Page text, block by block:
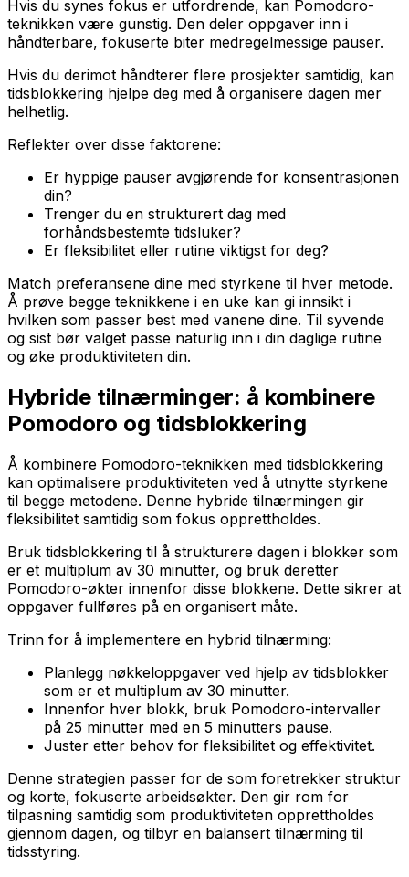
Hvis du synes fokus er utfordrende, kan Pomodoro-
teknikken være gunstig. Den deler oppgaver inn i
håndterbare, fokuserte biter medregelmessige pauser.
Hvis du derimot håndterer flere prosjekter samtidig, kan
tidsblokkering hjelpe deg med å organisere dagen mer
helhetlig.
Reflekter over disse faktorene:
Er hyppige pauser avgjørende for konsentrasjonen
din?
Trenger du en strukturert dag med
forhåndsbestemte tidsluker?
Er fleksibilitet eller rutine viktigst for deg?
Match preferansene dine med styrkene til hver metode.
Å prøve begge teknikkene i en uke kan gi innsikt i
hvilken som passer best med vanene dine. Til syvende
og sist bør valget passe naturlig inn i din daglige rutine
og øke produktiviteten din.
Hybride tilnærminger: å kombinere
Pomodoro og tidsblokkering
Å kombinere Pomodoro-teknikken med tidsblokkering
kan optimalisere produktiviteten ved å utnytte styrkene
til begge metodene. Denne hybride tilnærmingen gir
fleksibilitet samtidig som fokus opprettholdes.
Bruk tidsblokkering til å strukturere dagen i blokker som
er et multiplum av 30 minutter, og bruk deretter
Pomodoro-økter innenfor disse blokkene. Dette sikrer at
oppgaver fullføres på en organisert måte.
Trinn for å implementere en hybrid tilnærming:
Planlegg nøkkeloppgaver ved hjelp av tidsblokker
som er et multiplum av 30 minutter.
Innenfor hver blokk, bruk Pomodoro-intervaller
på 25 minutter med en 5 minutters pause.
Juster etter behov for fleksibilitet og effektivitet.
Denne strategien passer for de som foretrekker struktur
og korte, fokuserte arbeidsøkter. Den gir rom for
tilpasning samtidig som produktiviteten opprettholdes
gjennom dagen, og tilbyr en balansert tilnærming til
tidsstyring.